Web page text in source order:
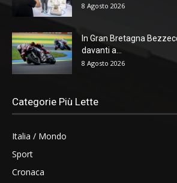
8 Agosto 2026
In Gran Bretagna
davanti a...
8 Agosto 2026
Categorie Più Lette
Italia / Mondo
Sport
Cronaca